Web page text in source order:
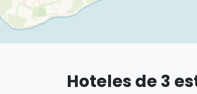
Hoteles de 3